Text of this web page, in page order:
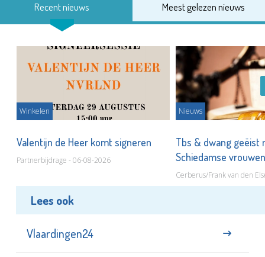
Recent nieuws Meest gelezen nieuws
Winkelen
Valentijn de Heer komt signeren
Partnerbijdrage - 06-08-2026
Nieuws
Tbs & dwang geëist
Schiedamse
Cerberus/Frank van den
Lees ook
Vlaardingen24